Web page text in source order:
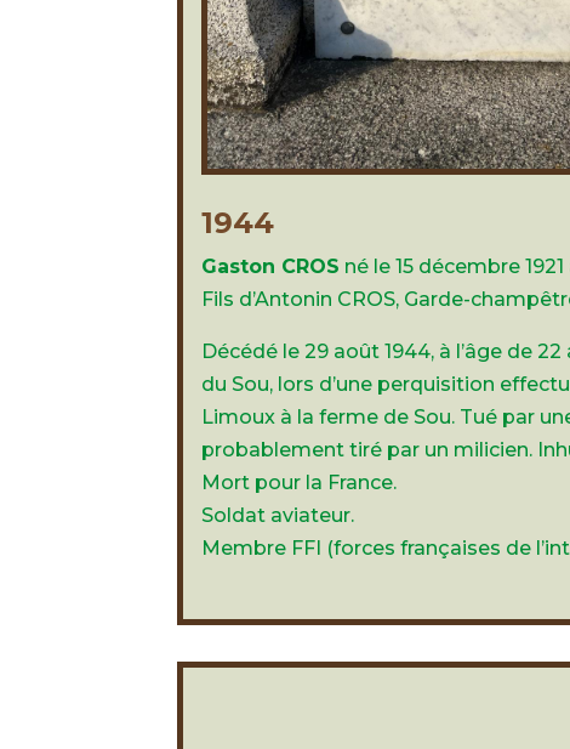
1944
Gaston CROS né le 15 décembre
Fils d’Antonin CROS, Garde-
Décédé le 29 août 1944, à l’âge de
du Sou, lors d’une perquisition
Limoux à la ferme de Sou. Tué par
probablement tiré par un milicien.
Mort pour la France.
Soldat aviateur.
Membre FFI (forces françaises de